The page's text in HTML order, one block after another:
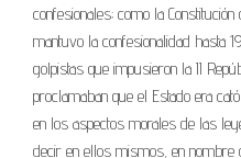
confesionales; como la
mantuvo la confesionalidad hasta
golpistas que impusieron la II
proclamaban que el Estado era
en los aspectos morales de las
decir en ellos mismos, en nombre